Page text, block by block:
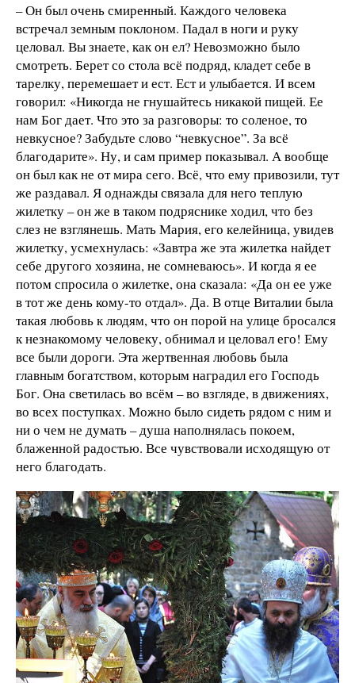
– Он был очень смиренный. Каждого человека
встречал земным поклоном. Падал в ноги и руку
целовал. Вы знаете, как он ел? Невозможно было
смотреть. Берет со стола всё подряд, кладет себе в
тарелку, перемешает и ест. Ест и улыбается. И всем
говорил: «Никогда не гнушайтесь никакой пищей. Ее
нам Бог дает. Что это за разговоры: то соленое, то
невкусное? Забудьте слово “невкусное”. За всё
благодарите». Ну, и сам пример показывал. А вообще
он был как не от мира сего. Всё, что ему привозили, тут
же раздавал. Я однажды связала для него теплую
жилетку – он же в таком подряснике ходил, что без
слез не взглянешь. Мать Мария, его келейница, увидев
жилетку, усмехнулась: «Завтра же эта жилетка найдет
себе другого хозяина, не сомневаюсь». И когда я ее
потом спросила о жилетке, она сказала: «Да он ее уже
в тот же день кому-то отдал». Да. В отце Виталии была
такая любовь к людям, что он порой на улице бросался
к незнакомому человеку, обнимал и целовал его! Ему
все были дороги. Эта жертвенная любовь была
главным богатством, которым наградил его Господь
Бог. Она светилась во всём – во взгляде, в движениях,
во всех поступках. Можно было сидеть рядом с ним и
ни о чем не думать – душа наполнялась покоем,
блаженной радостью. Все чувствовали исходящую от
него благодать.